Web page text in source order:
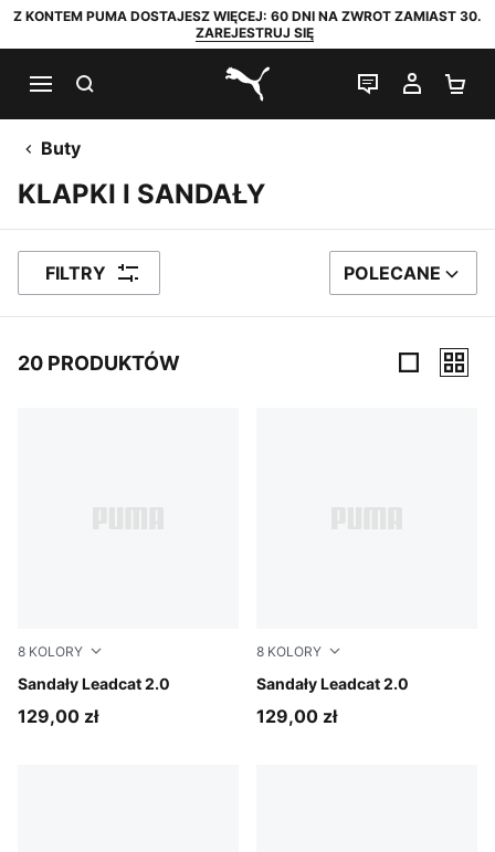
Z KONTEM PUMA DOSTAJESZ WIĘCEJ: 60 DNI NA ZWROT ZAMIAST 30.
ZAREJESTRUJ SIĘ
PUMA.com
CZAT NA
MOJE
Buty
KLAPKI I SANDAŁY
FILTRY SORTUJ WEDŁUG
POLECANE
20 PRODUKTÓW
8 KOLORY
Sandały Leadcat 2.0
Dusky Rosewood-Buttercream-PUMA Black
129,00 zł
8 KOLORY
Sandały Leadcat 2.0
Earthy Green-Bright Mango
129,00 zł